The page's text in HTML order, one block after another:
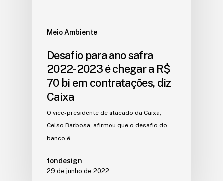
Meio Ambiente
Desafio para ano safra
2022-2023 é chegar a R$
70 bi em contratações, diz
Caixa
O vice-presidente de atacado da Caixa,
Celso Barbosa, afirmou que o desafio do
banco é…
tondesign
29 de junho de 2022